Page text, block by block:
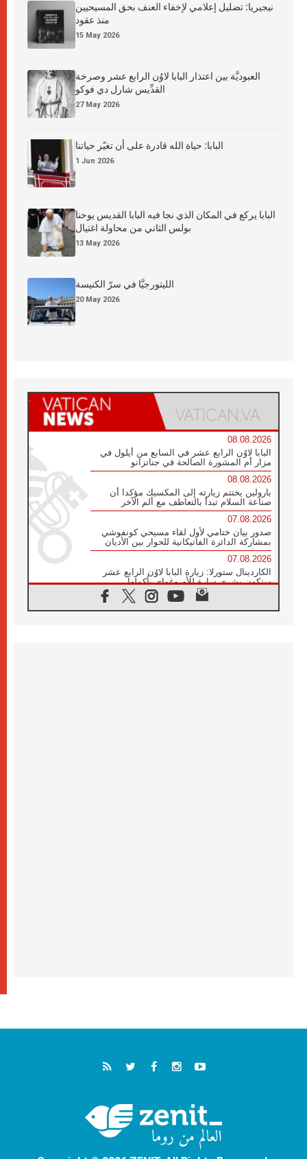
نيجيريا: تضليل إعلامي لإخفاء العنف بحق المسيحيين
منذ عقود
15 May 2026
العبوديَّة بين اعتذار البابا لاوُن الرابع عشر وصرخة
القدِّيس شارل دي فوكو
27 May 2026
البابا: حياة الله قادرة على أن تغيّر حياتنا
1 Jun 2026
البابا يركع في المكان الذي نجا فيه البابا القديس يوحنا
بولس الثاني من محاولة اغتيال
13 May 2026
الليتورجيَّا في سرّ الكنيسة
20 May 2026
08.08.2026
البابا لاوُن الرابع عشر في السابع من أيلول في
مزار أم المشورة الصالحة في جناتزانو
08.08.2026
بارولين يختتم زيارته إلى المكسيك مؤكدا أن
صناعة السلام تبدأ بالتعاطف مع ألم الآخر
07.08.2026
صدور بيان ختامي لأول لقاء مسيحي كونفوشي
بمشاركة الدائرة الفاتيكانية للحوار بين الأديان
07.08.2026
الكاردينال ستورلا: زيارة البابا لاوُن الرابع عشر
ستكون بشرى سارة للأوروغواي بأكملها
الفاتيكان يعلن برنامج الزيارة الرسولية للبابا لاوُن